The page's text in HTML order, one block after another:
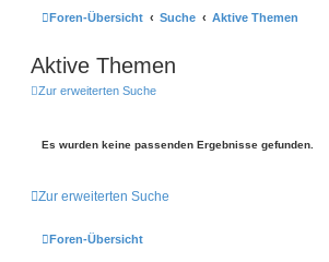
Foren-Übersicht Suche Aktive Themen
Aktive Themen
Zur erweiterten Suche
Es wurden keine passenden Ergebnisse gefunden.
Zur erweiterten Suche
Foren-Übersicht